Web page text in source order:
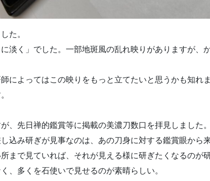
た。
淡く」でした。一部地斑風の乱れ映りがありますが、
によってはこの映りをもっと立てたいと思うかも知れ
、先日禅的鑑賞等に掲載の美濃刀数口を拝見しました。
込み研ぎが見事なのは、あの刀身に対する鑑賞眼から
まで見ていれば、それが見える様に研ぎたくなるのが
、多くを石使いで見せるのが素晴らしい。